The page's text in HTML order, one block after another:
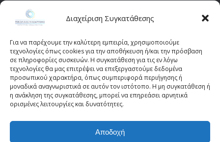
Διαχείριση Συγκατάθεσης
Για να παρέχουμε την καλύτερη εμπειρία, χρησιμοποιούμε
τεχνολογίες όπως cookies για την αποθήκευση ή/και την πρόσβαση
σε πληροφορίες συσκευών. Η συγκατάθεση για τις εν λόγω
τεχνολογίες θα μας επιτρέψει να επεξεργαστούμε δεδομένα
προσωπικού χαρακτήρα, όπως συμπεριφορά περιήγησης ή
μοναδικά αναγνωριστικά σε αυτόν τον ιστότοπο. Η μη συγκατάθεση ή
η ανάκληση της συγκατάθεσης, μπορεί να επηρεάσει αρνητικά
ορισμένες λειτουργίες και δυνατότητες.
Αποδοχή
Προληπτικός
Έλεγχος
Διαγνωστικές
Χειρουργικές
Επεμβάσεις Οφθαλμών
Οπτικά Πεδία
(Perimetry)
Παιδοοφθαλμολογία
Οπτική Τομογραφία
Συνοχής (OCT)
© 2025 - kazantziseyecare.gr -